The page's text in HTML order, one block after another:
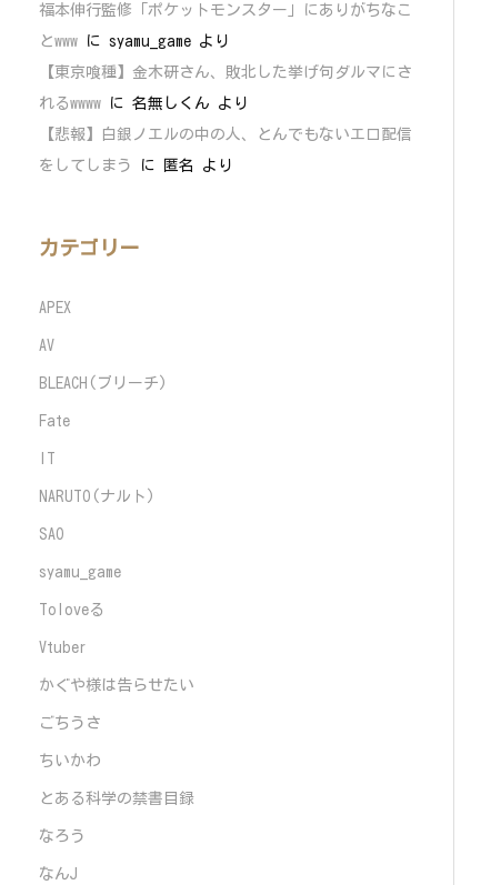
福本伸行監修「ポケットモンスター」にありがちなこ
とwww に syamu_game より
【東京喰種】金木研さん、敗北した挙げ句ダルマにさ
れるwwww に 名無しくん より
【悲報】白銀ノエルの中の人、とんでもないエロ配信
をしてしまう
に 匿名 より
カテゴリー
APEX
AV
BLEACH(ブリーチ)
Fate
NARUTO(ナルト)
SAO
syamu_game
Toloveる
Vtuber
かぐや様は告らせたい
ごちうさ
ちいかわ
とある科学の禁書目録
なろう
なんJ